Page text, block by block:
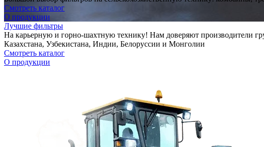
Смотреть каталог
О продукции
Лучшие фильтры
На карьерную и горно-шахтную технику! Нам доверяют производители
Казахстана, Узбекистана, Индии, Белоруссии и Монголии
Смотреть каталог
О продукции